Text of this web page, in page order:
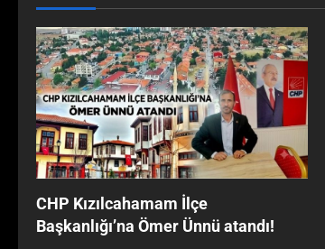
CHP Kızılcahamam İlçe
Başkanlığı’na Ömer Ünnü atandı!